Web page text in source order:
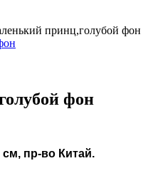
принц,голубой фон
фон
пр-во Китай.